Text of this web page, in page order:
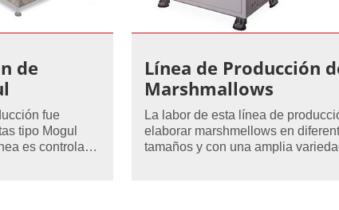
de
fue
tipo Mogul
es controlada
Línea de Producción
Marshmallows
La labor de esta línea de
elaborar marshmellows en
tamaños y con una amplia